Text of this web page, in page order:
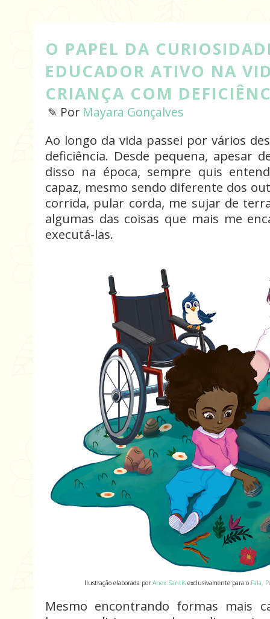
O PAPEL DA
EDUCADOR ATIVO NA
CRIANÇA COM
✎ Por Mayara Gonçalves
Ao longo da vida passei por vários
deficiência. Desde pequena, apesar
disso na época, sempre quis
capaz, mesmo sendo diferente dos
corrida, pular corda, me sujar de
algumas das coisas que mais me
executá-las.
Ilustração elaborada porAnex Santisexclusivamente para o Fala,
Mesmo encontrando formas mais